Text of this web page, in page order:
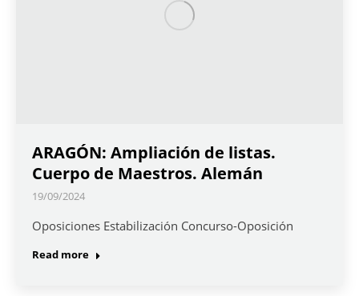
ARAGÓN: Ampliación de listas.
Cuerpo de Maestros. Alemán
19/09/2024
Oposiciones Estabilización Concurso-Oposición
Read more